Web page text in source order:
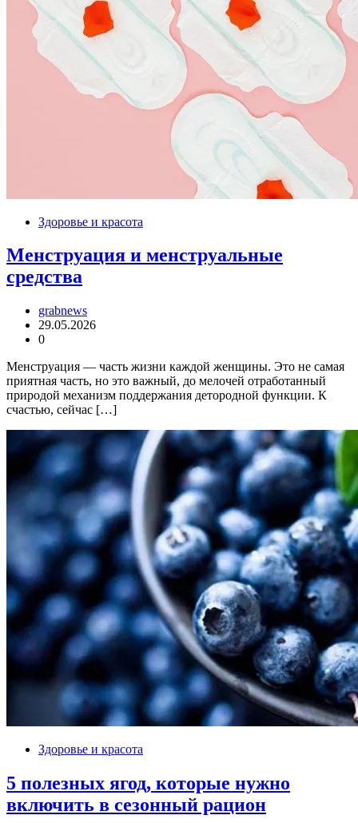
Здоровье и красота
Менструация и менструальные
средства
grabnews
29.05.2026
0
Менструация — часть жизни каждой женщины. Это не самая
приятная часть, но это важный, до мелочей отработанный
природой механизм поддержания детородной функции. К
счастью, сейчас […]
Здоровье и красота
5 полезных ягод, которые нужно
включить в сезонный рацион